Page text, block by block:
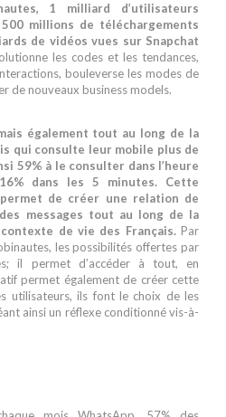
1 milliard d’utilisateurs
millions de téléchargements
de vidéos vues sur Snapchat
les codes et les tendances,
bouleverse les modes de
de nouveaux business models.
également tout au long de la
qui consulte leur mobile plus de
59% à le consulter dans l’heure
dans les 5 minutes. Cette
de créer une relation de
messages tout au long de la
de vie des Français.Par
les possibilités offertes par
il permet d’accéder à tout, en
permet également de créer cette
utilisateurs, ils font le choix de les
ainsi un réflexe conditionné vis-à-